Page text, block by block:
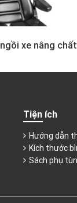
xe nâng chất
Tiện ích
Hướng dẫn
Kích thước
Sách phụ